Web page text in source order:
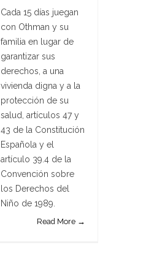
Cada 15 días juegan
con Othman y su
familia en lugar de
garantizar sus
derechos, a una
vivienda digna y a la
protección de su
salud, artículos 47 y
43 de la Constitución
Española y el
artículo 39.4 de la
Convención sobre
los Derechos del
Niño de 1989.
Read More →